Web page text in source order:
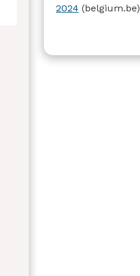
2024 (belgium.be)